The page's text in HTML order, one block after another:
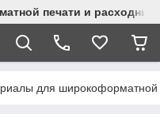
печати и
для широкоформатной